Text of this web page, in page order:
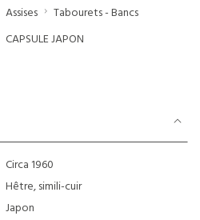
Assises
Tabourets - Bancs
CAPSULE JAPON
Circa 1960
Hêtre, simili-cuir
Japon